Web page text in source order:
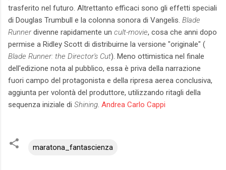
trasferito nel futuro. Altrettanto efficaci sono gli effetti speciali
di Douglas Trumbull e la colonna sonora di Vangelis. Blade
Runnerdivenne rapidamente un cult-movie, cosa che anni dopo
permise a Ridley Scott di distribuirne la versione "originale" (
Blade Runner: the Director's Cut). Meno ottimistica nel finale
dell'edizione nota al pubblico, essa è priva della narrazione
fuori campo del protagonista e della ripresa aerea conclusiva,
aggiunta per volontà del produttore, utilizzando ritagli della
sequenza iniziale di Shining. Andrea Carlo Cappi
maratona_fantascienza